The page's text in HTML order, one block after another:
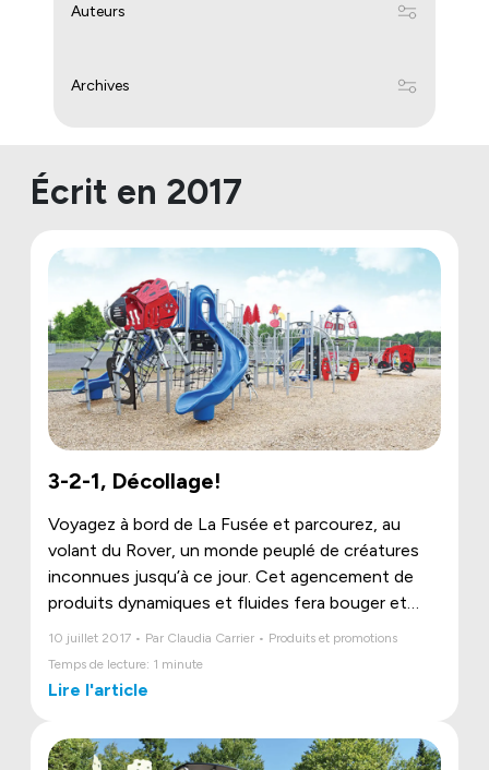
Auteurs
Archives
Écrit en 2017
3-2-1, Décollage!
Voyagez à bord de La Fusée et parcourez, au
volant du Rover, un monde peuplé de créatures
inconnues jusqu’à ce jour. Cet agencement de
produits dynamiques et fluides fera bouger et
10 juillet 2017 • Par Claudia Carrier • Produits et promotions
Temps de lecture: 1 minute
Lire l'article